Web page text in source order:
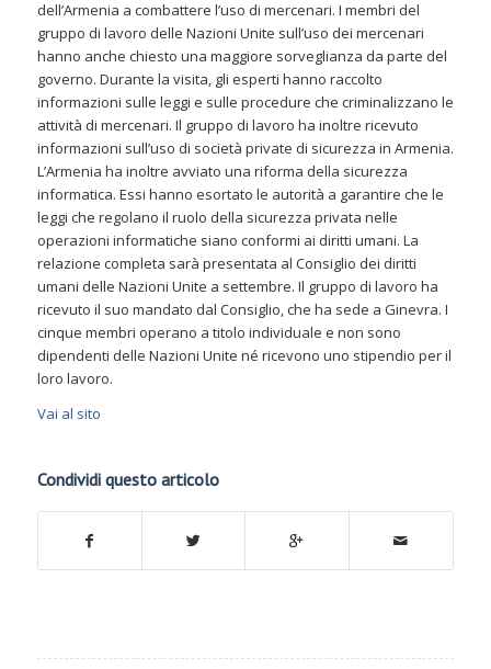
dell’Armenia a combattere l’uso di mercenari. I membri del
gruppo di lavoro delle Nazioni Unite sull’uso dei mercenari
hanno anche chiesto una maggiore sorveglianza da parte del
governo. Durante la visita, gli esperti hanno raccolto
informazioni sulle leggi e sulle procedure che criminalizzano le
attività di mercenari. Il gruppo di lavoro ha inoltre ricevuto
informazioni sull’uso di società private di sicurezza in Armenia.
L’Armenia ha inoltre avviato una riforma della sicurezza
informatica. Essi hanno esortato le autorità a garantire che le
leggi che regolano il ruolo della sicurezza privata nelle
operazioni informatiche siano conformi ai diritti umani. La
relazione completa sarà presentata al Consiglio dei diritti
umani delle Nazioni Unite a settembre. Il gruppo di lavoro ha
ricevuto il suo mandato dal Consiglio, che ha sede a Ginevra. I
cinque membri operano a titolo individuale e non sono
dipendenti delle Nazioni Unite né ricevono uno stipendio per il
loro lavoro.
Vai al sito
Condividi questo articolo